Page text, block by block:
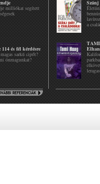
milliókat segített
és fél kérdésre
sarkú cipőt?
önmagunkat?
a